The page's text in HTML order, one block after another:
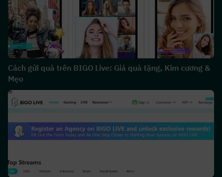
Cách gửi quà trên BIGO Live: Giá quà tặng, Kim cương &
Mẹo